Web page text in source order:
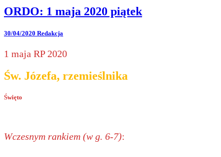
ORDO: 1 maja 2020 piątek
30/04/2020 Redakcja
1 maja RP 2020
Św. Józefa, rzemieślnika
Święto
Wczesnym rankiem (w g. 6-7):